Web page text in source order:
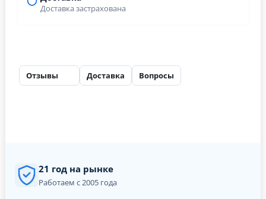
Доставка застрахована
Отзывы Доставка Вопросы
21 год на рынке
Работаем с 2005 года